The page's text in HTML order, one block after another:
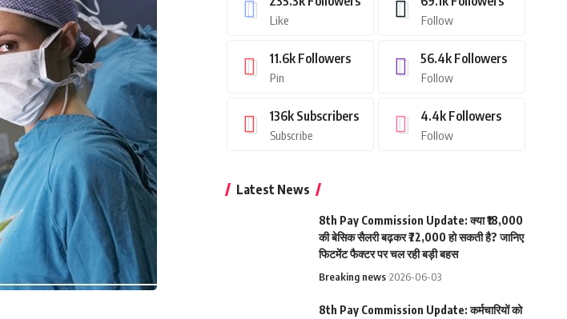
Like Follow
11.6k Followers
Pin
56.4k Followers
Follow
136k Subscribers
Subscribe
4.4k Followers
Follow
Latest News
8th Pay Commission Update: क्या ₹18,000
की बेसिक सैलरी बढ़कर ₹72,000 हो सकती है? जानिए
फिटमेंट फैक्टर पर चल रही बड़ी बहस
Breaking news 2026-06-03
8th Pay Commission Update: कर्मचारियों को